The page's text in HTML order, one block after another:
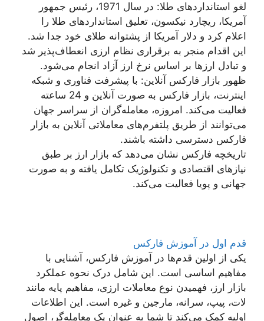
لغو استانداردهای طلا: در سال 1971، رئیس جمهور
آمریکا، ریچارد نیکسون، تعلیق استانداردهای طلا را
اعلام کرد و دلار آمریکا از پشتوانه طلای خود جدا شد.
این اقدام منجر به برقراری نظام ارزی انعطاف‌پذیر شد
و تبادل ارزها بر اساس نرخ ارز آزاد انجام می‌شود.
ظهور بازار فارکس آنلاین: با پیشرفت فناوری و شبکه
اینترنت، بازار فارکس به صورت آنلاین و 24 ساعته
فعالیت می‌کند. امروزه، معامله‌گران از سراسر جهان
می‌توانند از طریق پلتفرم‌های معاملاتی آنلاین به بازار
فارکس دسترسی داشته باشند.
تاریخچه فارکس نشان می‌دهد که بازار ارز بر طبق
نیازهای اقتصادی و تکنولوژیک تکامل یافته و به صورت
جهانی و پویا فعالیت می‌کند.
قدم اول در آموزش فارکس
یکی از اولین قدم‌ها در آموزش فارکس، آشنایی با
مفاهیم اساسی است. این شامل درک نحوه عملکرد
بازار ارز، فهمیدن نوع معاملات ارزی، مفاهیم پایه مانند
لات، پیپ، سرانه، مارجین و غیره است. این اطلاعات
اولیه کمک می‌کند تا شما به عنوان یک معامله‌گر، اصول